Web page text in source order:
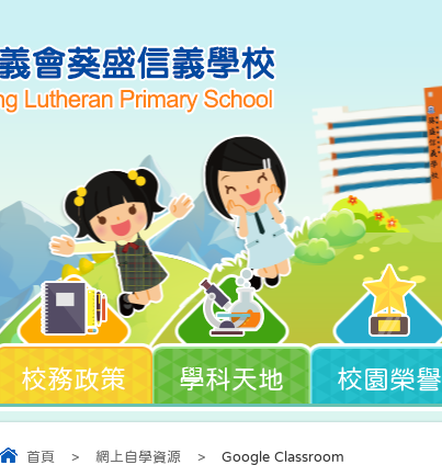
校務政策 學科天地 校園榮譽
首頁 > 網上自學資源 > Google Classroom